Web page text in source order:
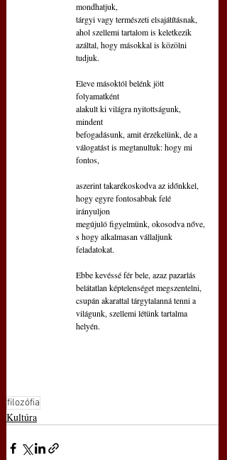
mondhatjuk,
tárgyi vagy természeti elsajátításnak,
ahol szellemi tartalom is keletkezik
azáltal, hogy másokkal is közölni
tudjuk.
Eleve másoktól belénk jött
folyamatként
alakult ki világra nyitottságunk,
mindent
befogadásunk, amit érzékelünk, de a
válogatást is megtanultuk: hogy mi
fontos,
aszerint takarékoskodva az időnkkel,
hogy egyre fontosabbak felé
irányuljon
megújuló figyelmünk, okosodva nőve,
s hogy alkalmasan vállaljunk
feladatokat.
Ebbe kevéssé fér bele, azaz pazarlás
belátatlan képtelenséget megszentelni,
csupán akarattal tárgytalanná tenni a
világunk, szellemi létünk tartalma
helyén.
filozófia
Kultúra